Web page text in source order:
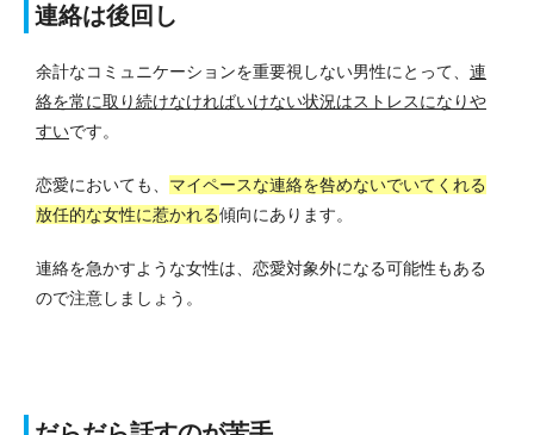
連絡は後回し
余計なコミュニケーションを重要視しない男性にとって、 連
絡を常に取り続けなければいけない状況はストレスになりや
すいです。
恋愛においても、 マイペースな連絡を咎めないでいてくれる
放任的な女性に惹かれる傾向にあります。
連絡を急かすような女性は、恋愛対象外になる可能性もある
ので注意しましょう。